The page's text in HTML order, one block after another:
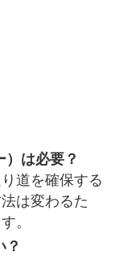
は必要？
道を確保する
は変わるた
。
？